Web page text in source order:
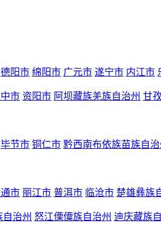
德阳市 绵阳市 广元市 遂宁市 内江市
中市 资阳市 阿坝藏族羌族自治州 甘
毕节市 铜仁市 黔西南布依族苗族自治
市 丽江市 普洱市 临沧市 楚雄彝族
治州 怒江傈僳族自治州 迪庆藏族